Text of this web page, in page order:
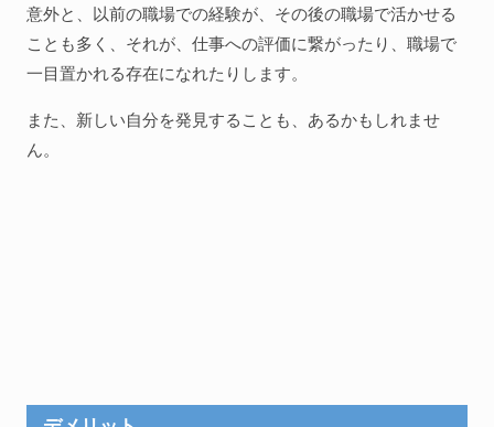
意外と、以前の職場での経験が、その後の職場で活かせる
ことも多く、それが、仕事への評価に繋がったり、職場で
一目置かれる存在になれたりします。
また、新しい自分を発見することも、あるかもしれませ
ん。